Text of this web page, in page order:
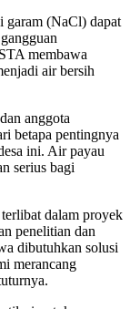
garam (NaCl) dapat
membawa
air bersih
anggota
betapa pentingnya
ini. Air payau
serius bagi
dalam proyek
penelitian dan
dibutuhkan solusi
merancang